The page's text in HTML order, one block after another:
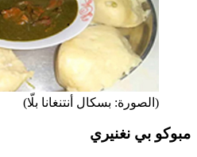
(الصورة: بسكال أنتنغانا بلّا)
مبوكو بي نغنيري